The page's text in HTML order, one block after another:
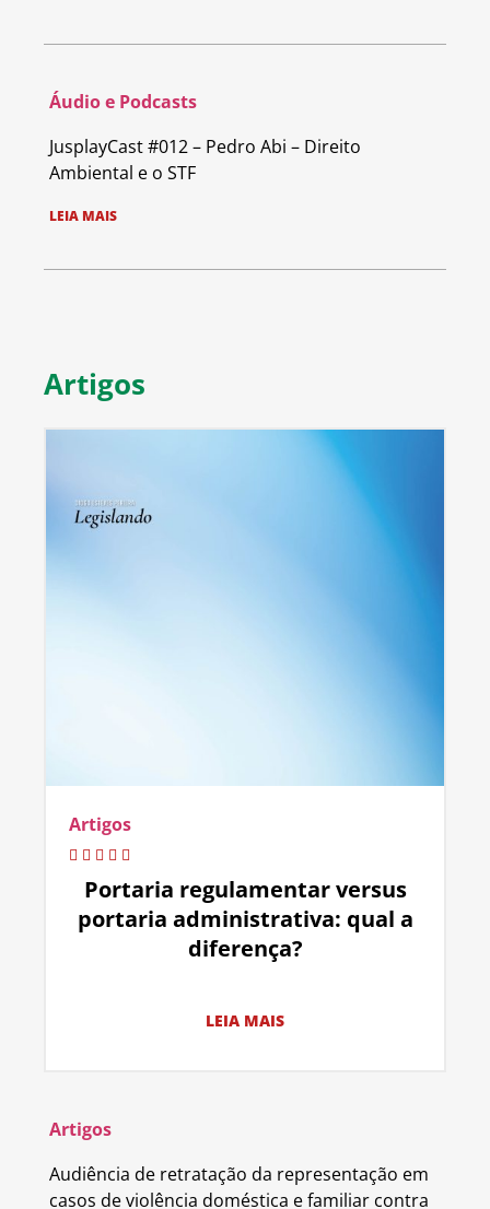
Áudio e Podcasts
JusplayCast #012 – Pedro Abi – Direito
Ambiental e o STF
LEIA MAIS
Artigos
Artigos
Portaria regulamentar versus
portaria administrativa: qual a
diferença?
LEIA MAIS
Artigos
Audiência de retratação da representação em
casos de violência doméstica e familiar contra